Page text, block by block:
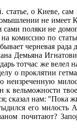
о Киеве, сам
не имеет
поляки не
комиссию по
черневая рада
Демьяна
тотчас же велел
о проклятии
вельможности
сказал нам:
его милость
почитают?